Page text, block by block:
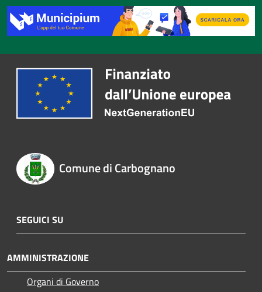
Comune di Carbognano
SEGUICI SU
AMMINISTRAZIONE
Organi di Governo